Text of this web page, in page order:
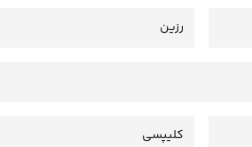
رزین
کلیپسی